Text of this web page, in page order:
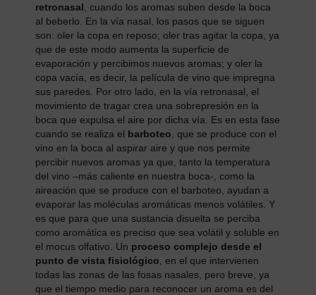
retronasal , cuando los aromas suben desde la boca
al beberlo. En la vía nasal, los pasos que se siguen
son: oler la copa en reposo; oler tras agitar la copa, ya
que de este modo aumenta la superficie de
evaporación y percibimos nuevos aromas; y oler la
copa vacía, es decir, la película de vino que impregna
sus paredes. Por otro lado, en la vía retronasal, el
movimiento de tragar crea una sobrepresión en la
boca que expulsa el aire por dicha vía. Es en esta fase
cuando se realiza el barboteo , que se produce con el
vino en la boca al aspirar aire y que nos permite
percibir nuevos aromas ya que, tanto la temperatura
del vino –más caliente en nuestra boca-, como la
aireación que se produce con el barboteo, ayudan a
evaporar las moléculas aromáticas menos volátiles. Y
es que para que una sustancia disuelta se perciba
como aromática es preciso que sea volátil y soluble en
el mocus olfativo. Un proceso complejo desde el
punto de vista fisiológico , en el que intervienen
todas las zonas de las fosas nasales, pero breve, ya
que el tiempo medio para reconocer un aroma es del